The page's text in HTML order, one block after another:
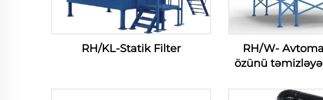
RH/KL-Statik Filter
RH/W-
özünü